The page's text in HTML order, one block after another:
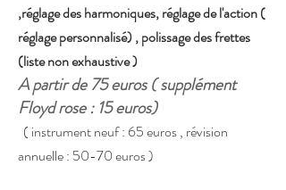
,réglage des harmoniques, réglage de l'action (
réglage personnalisé) , polissage des frettes
(liste nonexhaustive)
A partir de 75 euros ( supplément
Floyd rose : 15 euros)
( instrument neuf : 65 euros , révision
annuelle : 50-70 euros )